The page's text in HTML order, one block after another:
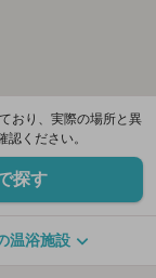
おり、実際の場所と異
ください。
探す
温浴施設